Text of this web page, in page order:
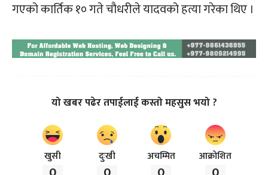
गएको कार्तिक १० गते चौधरीले यादवको हत्या गरेका थिए ।
यो खबर पढेर तपाईलाई कस्तो महसुस भयो ?
खुसी दुःखी अचम्मित आक्रोशित